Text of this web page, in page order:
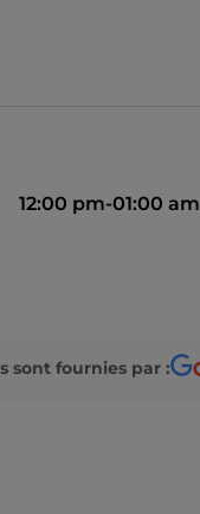
12:00 pm-01:00 am
sont fournies par :